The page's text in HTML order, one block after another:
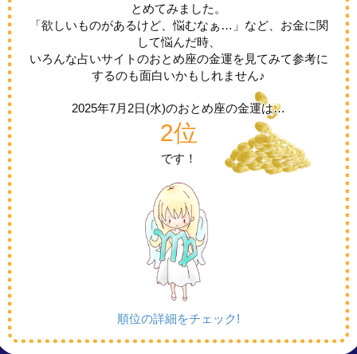
とめてみました。
「欲しいものがあるけど、悩むなぁ…」など、お金に関
して悩んだ時、
いろんな占いサイトのおとめ座の金運を見てみて参考に
するのも面白いかもしれません♪
2025年7月2日(水)のおとめ座の金運は…
2位
です！
順位の詳細をチェック!